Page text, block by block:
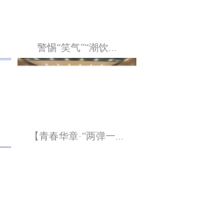
警惕“笑气”“潮饮...
【青春华章·“两弹一...